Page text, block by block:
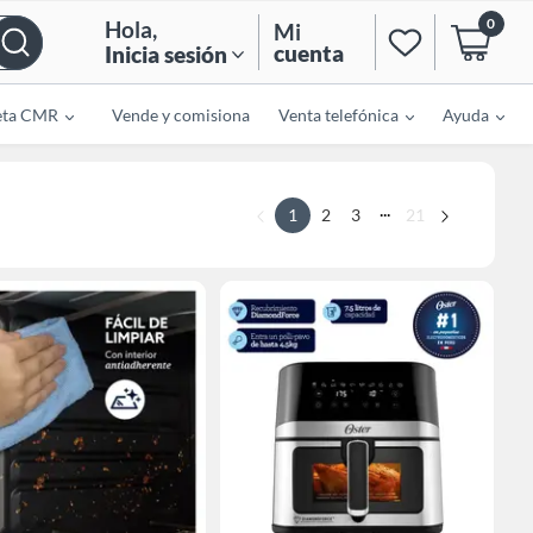
Hola,
Inicia sesión
Mi
cuenta
0
CMR Vende y comisiona Venta telefónica Ayuda
1 2 3 ... 21